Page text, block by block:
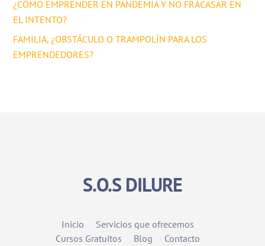
¿CÓMO EMPRENDER EN PANDEMIA Y NO FRACASAR EN
EL INTENTO?
FAMILIA, ¿OBSTÁCULO O TRAMPOLÍN PARA LOS
EMPRENDEDORES?
S.O.S DILURE
Inicio
Servicios que ofrecemos
Cursos Gratuitos
Blog
Contacto